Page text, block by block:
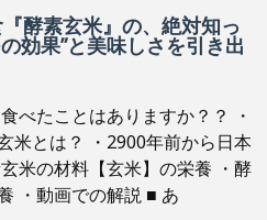
酵素玄米』の、絶対知っ
効果”と美味しさを引き出
べたことはありますか？？ ・
米とは？ ・2900年前から日本
米の材料【玄米】の栄養 ・酵
・動画での解説 ■ あ